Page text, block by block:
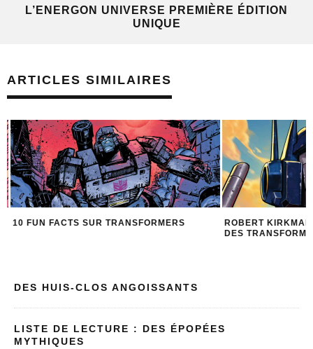
L’ENERGON UNIVERSE PREMIÈRE ÉDITION
UNIQUE
ARTICLES SIMILAIRES
10 FUN FACTS SUR TRANSFORMERS
ROBERT KIRKMAN
DES
DES HUIS-CLOS ANGOISSANTS
LISTE DE LECTURE : DES ÉPOPÉES
MYTHIQUES